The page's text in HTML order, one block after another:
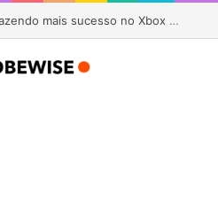
AYANEO KONKR Pocket Advance é lançado por US$ 89 com visual inspirado no Game Boy Advance